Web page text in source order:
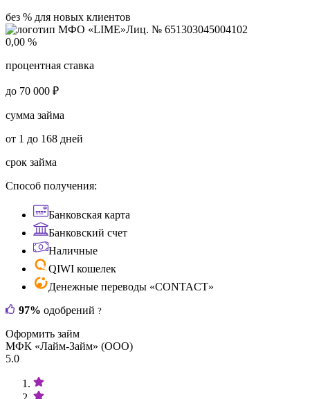
без % для новых клиентов
Лиц. № 651303045004102
0,00 %
процентная ставка
до 70 000 ₽
сумма займа
от 1 до 168 дней
срок займа
Способ получения:
Банковская карта
Банковский счет
Наличные
QIWI кошелек
Денежные переводы «CONTACT»
97% одобрений ?
Оформить займ
МФК «Лайм-Займ» (ООО)
5.0